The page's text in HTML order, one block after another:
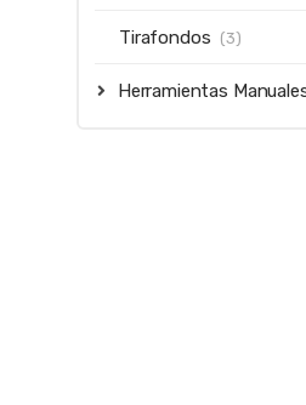
Tirafondos (3)
Herramientas